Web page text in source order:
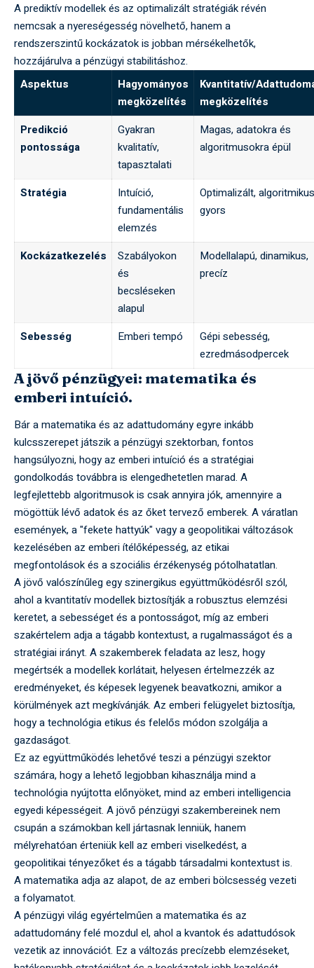
A prediktív modellek és az optimalizált stratégiák révén
nemcsak a nyereségesség növelhető, hanem a
rendszerszintű kockázatok is jobban mérsékelhetők,
hozzájárulva a pénzügyi stabilitáshoz.
Aspektus
Hagyományos
megközelítés
Kvantitatív/
megközelítés
Predikció
pontossága
Gyakran
kvalitatív,
tapasztalati
Magas, adatokra és
algoritmusokra épül
Stratégia
Intuíció,
fundamentális
elemzés
Optimalizált,
gyors
Kockázatkezelés
Szabályokon
és
becsléseken
alapul
Modellalapú, dinamikus,
precíz
Sebesség Emberi tempó
Gépi sebesség,
ezredmásodpercek
A jövő pénzügyei: matematika és
emberi intuíció.
Bár a matematika és az adattudomány egyre inkább
kulcsszerepet játszik a pénzügyi szektorban, fontos
hangsúlyozni, hogy az emberi intuíció és a stratégiai
gondolkodás továbbra is elengedhetetlen marad. A
legfejlettebb algoritmusok is csak annyira jók, amennyire a
mögöttük lévő adatok és az őket tervező emberek. A váratlan
események, a "fekete hattyúk" vagy a geopolitikai változások
kezelésében az emberi ítélőképesség, az etikai
megfontolások és a szociális érzékenység pótolhatatlan.
A jövő valószínűleg egy szinergikus együttműködésről szól,
ahol a kvantitatív modellek biztosítják a robusztus elemzési
keretet, a sebességet és a pontosságot, míg az emberi
szakértelem adja a tágabb kontextust, a rugalmasságot és a
stratégiai irányt. A szakemberek feladata az lesz, hogy
megértsék a modellek korlátait, helyesen értelmezzék az
eredményeket, és képesek legyenek beavatkozni, amikor a
körülmények azt megkívánják. Az emberi felügyelet biztosítja,
hogy a technológia etikus és felelős módon szolgálja a
gazdaságot.
Ez az együttműködés lehetővé teszi a pénzügyi szektor
számára, hogy a lehető legjobban kihasználja mind a
technológia nyújtotta előnyöket, mind az emberi intelligencia
egyedi képességeit. A jövő pénzügyi szakembereinek nem
csupán a számokban kell jártasnak lenniük, hanem
mélyrehatóan érteniük kell az emberi viselkedést, a
geopolitikai tényezőket és a tágabb társadalmi kontextust is.
A matematika adja az alapot, de az emberi bölcsesség vezeti
a folyamatot.
A pénzügyi világ egyértelműen a matematika és az
adattudomány felé mozdul el, ahol a kvantok és adattudósok
vezetik az innovációt. Ez a változás precízebb elemzéseket,